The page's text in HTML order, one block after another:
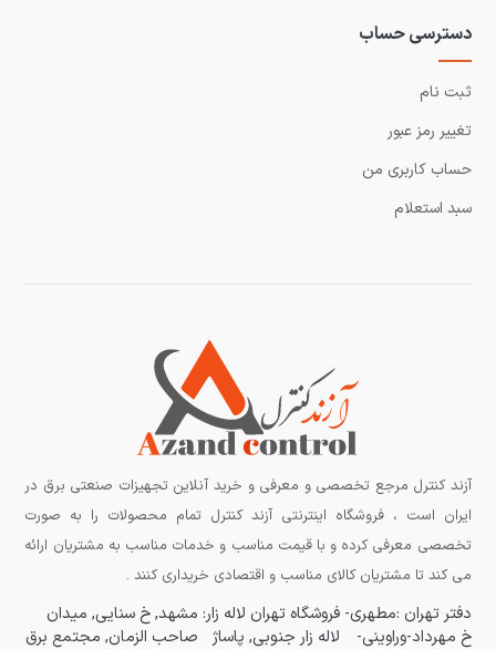
دسترسی حساب
ثبت نام
تغییر رمز عبور
حساب کاربری من
سبد استعلام
آزند کنترل مرجع تخصصی و معرفی و خرید آنلاین تجهیزات صنعتی برق در
ایران است ، فروشگاه اینترنتی آزند کنترل تمام محصولات را به صورت
تخصصی معرفی کرده و با قیمت مناسب و خدمات مناسب به مشتریان ارائه
می کند تا مشتریان کالای مناسب و اقتصادی خریداری کنند .
دفتر تهران :مطهری-
خ مهرداد-وراوینی-
فروشگاه تهران لاله زار:
لاله زار جنوبی, پاساژ
مشهد, خ سنایی, میدان
صاحب الزمان, مجتمع برق